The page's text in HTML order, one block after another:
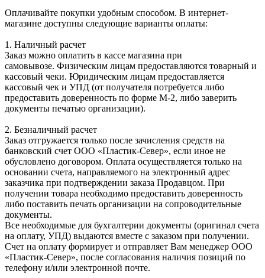
Оплачивайте покупки удобным способом. В интернет-
магазине доступны следующие варианты оплаты:
1. Наличный расчет
Заказ можно оплатить в кассе магазина при
самовывозе. Физическим лицам предоставляются товарный и
кассовый чеки. Юридическим лицам предоставляется
кассовый чек и УПД (от получателя потребуется либо
предоставить доверенность по форме М-2, либо заверить
документы печатью организации).
2. Безналичный расчет
Заказ отгружается только после зачисления средств на
банковский счет ООО «Пластик-Север», если иное не
обусловлено договором. Оплата осуществляется только на
основании счета, направляемого на электронный адрес
заказчика при подтверждении заказа Продавцом. При
получении товара необходимо предоставить доверенность
либо поставить печать организации на сопроводительные
документы.
Все необходимые для бухгалтерии документы (оригинал счета
на оплату, УПД) выдаются вместе с заказом при получении.
Счет на оплату формирует и отправляет Вам менеджер ООО
«Пластик-Север», после согласования наличия позиций по
телефону и/или электронной почте.